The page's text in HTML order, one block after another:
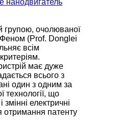
групою, очолюваної
(Prof. Donglei
всім
має дуже
всього з
один з одним за
технології, що
змінні електричні
отримання патенту